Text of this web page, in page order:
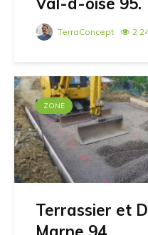
TerraConcept 2
ZONE
Terrassier et